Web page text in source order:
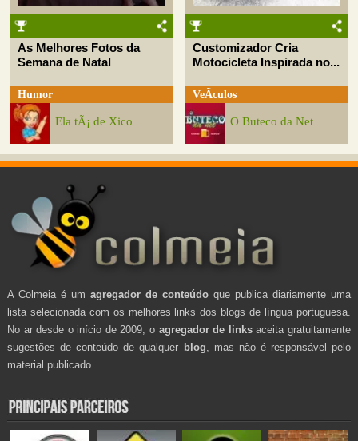
As Melhores Fotos da
Semana de Natal
Humor
Ela tÃ¡ de Xico
Customizador Cria
Motocicleta Inspirada no...
VeÃ­culos
O Buteco da Net
A Colmeia é um agregador de conteúdo que publica diariamente uma
lista selecionada com os melhores links dos blogs de língua portuguesa.
No ar desde o início de 2009, o agregador de linksaceita gratuitamente
sugestões de conteúdo de qualquer blog , mas não é responsável pelo
material publicado.